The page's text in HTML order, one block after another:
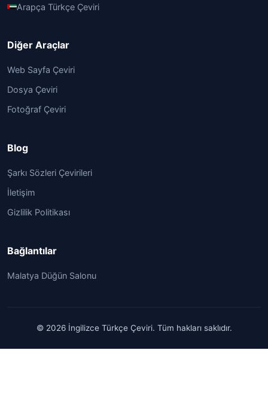
Arapça Türkçe Çeviri
Diğer Araçlar
Web Sayfa Çeviri
Dosya Çeviri
Fotoğraf Çeviri
Blog
Şarkı Sözleri Çevirileri
İletişim
Gizlilik Politikası
Bağlantılar
Malatya Düğün Salonu
© 2026 İngilizce Türkçe Çeviri. Tüm hakları saklıdır.